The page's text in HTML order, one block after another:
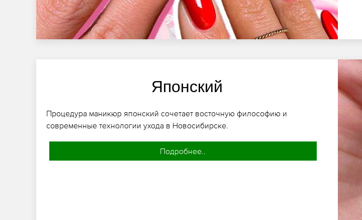
Японский
Процедура маникюр японский сочетает восточную философию и
современные технологии ухода в Новосибирске.
Подробнее..